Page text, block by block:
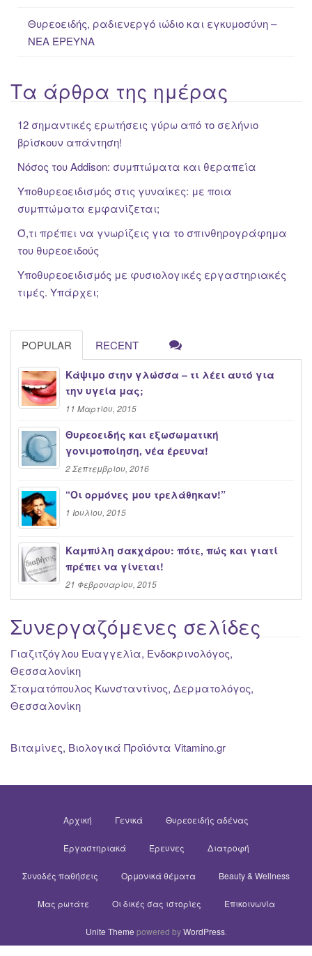
Θυρεοειδής, ραδιενεργό ιώδιο και εγκυμοσύνη –
ΝΕΑ ΈΡΕΥΝΑ
Τα άρθρα της ημέρας
12 σημαντικές ερωτήσεις γύρω από το σελήνιο
βρίσκουν απάντηση!
Νόσος του Addison: συμπτώματα και θεραπεία
Υποθυρεοειδισμός στις γυναίκες: με ποια
συμπτώματα εμφανίζεται;
Ό,τι πρέπει να γνωρίζεις για το σπινθηρογράφημα
του θυρεοειδούς
Υποθυρεοειδισμός με φυσιολογικές εργαστηριακές
τιμές. Υπάρχει;
POPULAR RECENT
Κάψιμο στην γλώσσα – τι λέει αυτό για
την υγεία μας;
11 Μαρτίου, 2015
Θυρεοειδής και εξωσωματική
γονιμοποίηση, νέα έρευνα!
2 Σεπτεμβρίου, 2016
“Oι ορμόνες μου τρελάθηκαν!”
1 Ιουλίου, 2015
Καμπύλη σακχάρου: πότε, πώς και γιατί
πρέπει να γίνεται!
21 Φεβρουαρίου, 2015
Συνεργαζόμενες σελίδες
Γιαζιτζόγλου Ευαγγελία, Ενδοκρινολόγος,
Θεσσαλονίκη
Σταματόπουλος Κωνσταντίνος, Δερματολόγος,
Θεσσαλονίκη
Βιταμίνες, Βιολογικά Προϊόντα Vitamino.gr
Αρχική Γενικά Θυρεοειδής αδένας
Εργαστηριακά Έρευνες Διατροφή
Συνοδές παθήσεις Ορμονικά θέματα Beauty & Wellness
Μας ρωτάτε Οι δικές σας ιστορίες Επικοινωνία
Unite Theme powered byWordPress.